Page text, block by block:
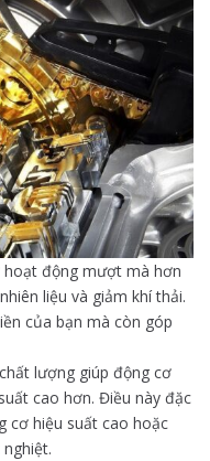
hoạt động mượt mà hơn
liệu và giảm khí thải.
của bạn mà còn góp
lượng giúp động cơ
cao hơn. Điều này đặc
cơ hiệu suất cao hoặc